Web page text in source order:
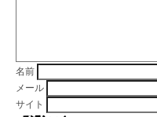
名前
メール
サイト